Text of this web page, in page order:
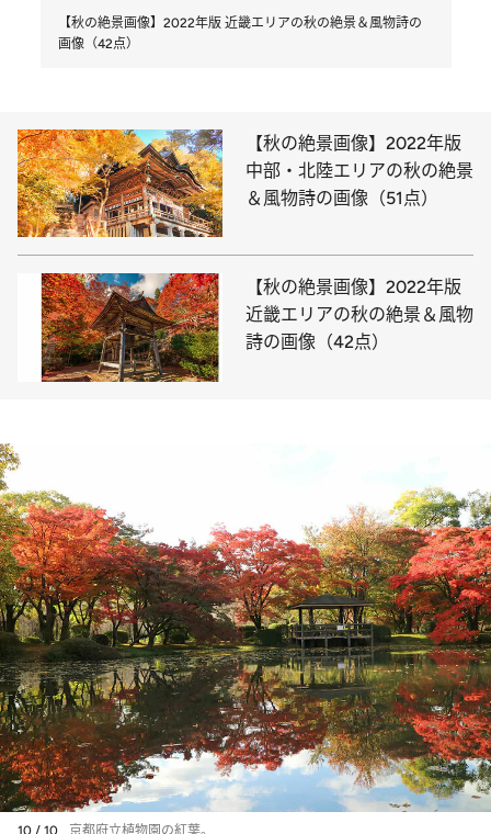
【秋の絶景画像】2022年版 近畿エリアの秋の絶景＆風物詩の
画像（42点）
【秋の絶景画像】2022年版
中部・北陸エリアの秋の絶景
＆風物詩の画像（51点）
【秋の絶景画像】2022年版
近畿エリアの秋の絶景＆風物
詩の画像（42点）
10 / 10 京都府立植物園の紅葉。